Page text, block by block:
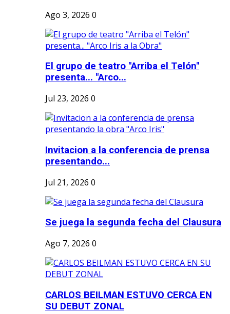
Ago 3, 2026 0
El grupo de teatro "Arriba el Telón"
presenta... "Arco...
Jul 23, 2026 0
Invitacion a la conferencia de prensa
presentando...
Jul 21, 2026 0
Se juega la segunda fecha del Clausura
Ago 7, 2026 0
CARLOS BEILMAN ESTUVO CERCA EN
SU DEBUT ZONAL